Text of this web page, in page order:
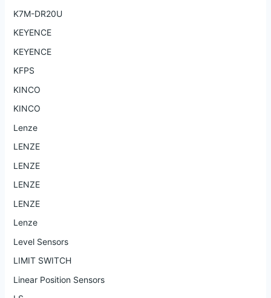
K7M-DR20U
KEYENCE
KEYENCE
KFPS
KINCO
KINCO
Lenze
LENZE
LENZE
LENZE
LENZE
Lenze
Level Sensors
LIMIT SWITCH
Linear Position Sensors